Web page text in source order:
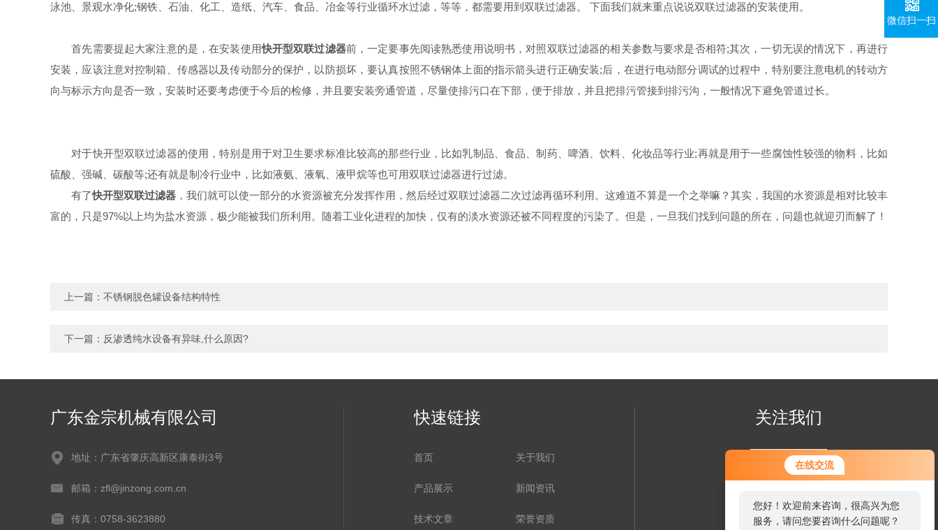
在线交流
您好！欢迎前来咨询，很高兴为您
服务，请问您要咨询什么问题呢？
泳池、景观水净化;钢铁、石油、化工、造纸、汽车、食品、冶金等行业循环水过滤，等等，都需要用到双联过滤器。 下面我们就来重点说说双联过滤器的安装使用。
首先需要提起大家注意的是，在安装使用快开型双联过滤器前，一定要事先阅读熟悉使用说明书，对照双联过滤器的相关参数与要求是否相符;其次，一切无误的情况下，再进行
安装，应该注意对控制箱、传感器以及传动部分的保护，以防损坏，要认真按照不锈钢体上面的指示箭头进行正确安装;后，在进行电动部分调试的过程中，特别要注意电机的转动方
向与标示方向是否一致，安装时还要考虑便于今后的检修，并且要安装旁通管道，尽量使排污口在下部，便于排放，并且把排污管接到排污沟，一般情况下避免管道过长。
对于快开型双联过滤器的使用，特别是用于对卫生要求标准比较高的那些行业，比如乳制品、食品、制药、啤酒、饮料、化妆品等行业;再就是用于一些腐蚀性较强的物料，比如
硫酸、强碱、碳酸等;还有就是制冷行业中，比如液氨、液氧、液甲烷等也可用双联过滤器进行过滤。
有了快开型双联过滤器 ，我们就可以使一部分的水资源被充分发挥作用，然后经过双联过滤器二次过滤再循环利用。这难道不算是一个之举嘛？其实，我国的水资源是相对比较丰
富的，只是97%以上均为盐水资源，极少能被我们所利用。随着工业化进程的加快，仅有的淡水资源还被不同程度的污染了。但是，一旦我们找到问题的所在，问题也就迎刃而解了！
上一篇： 不锈钢脱色罐设备结构特性
下一篇： 反渗透纯水设备有异味,什么原因?
广东金宗机械有限公司
地址：广东省肇庆高新区康泰街3号
邮箱：zfl@jinzong.com.cn
传真：0758-3623880
快速链接
首页 关于我们
产品展示 新闻资讯
技术文章 荣誉资质
关注我们
微信扫一扫